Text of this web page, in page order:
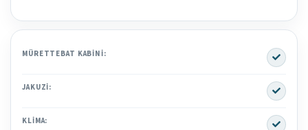
MÜRETTEBAT KABINI: Yes
JAKUZI: Yes
KLIMA: Yes